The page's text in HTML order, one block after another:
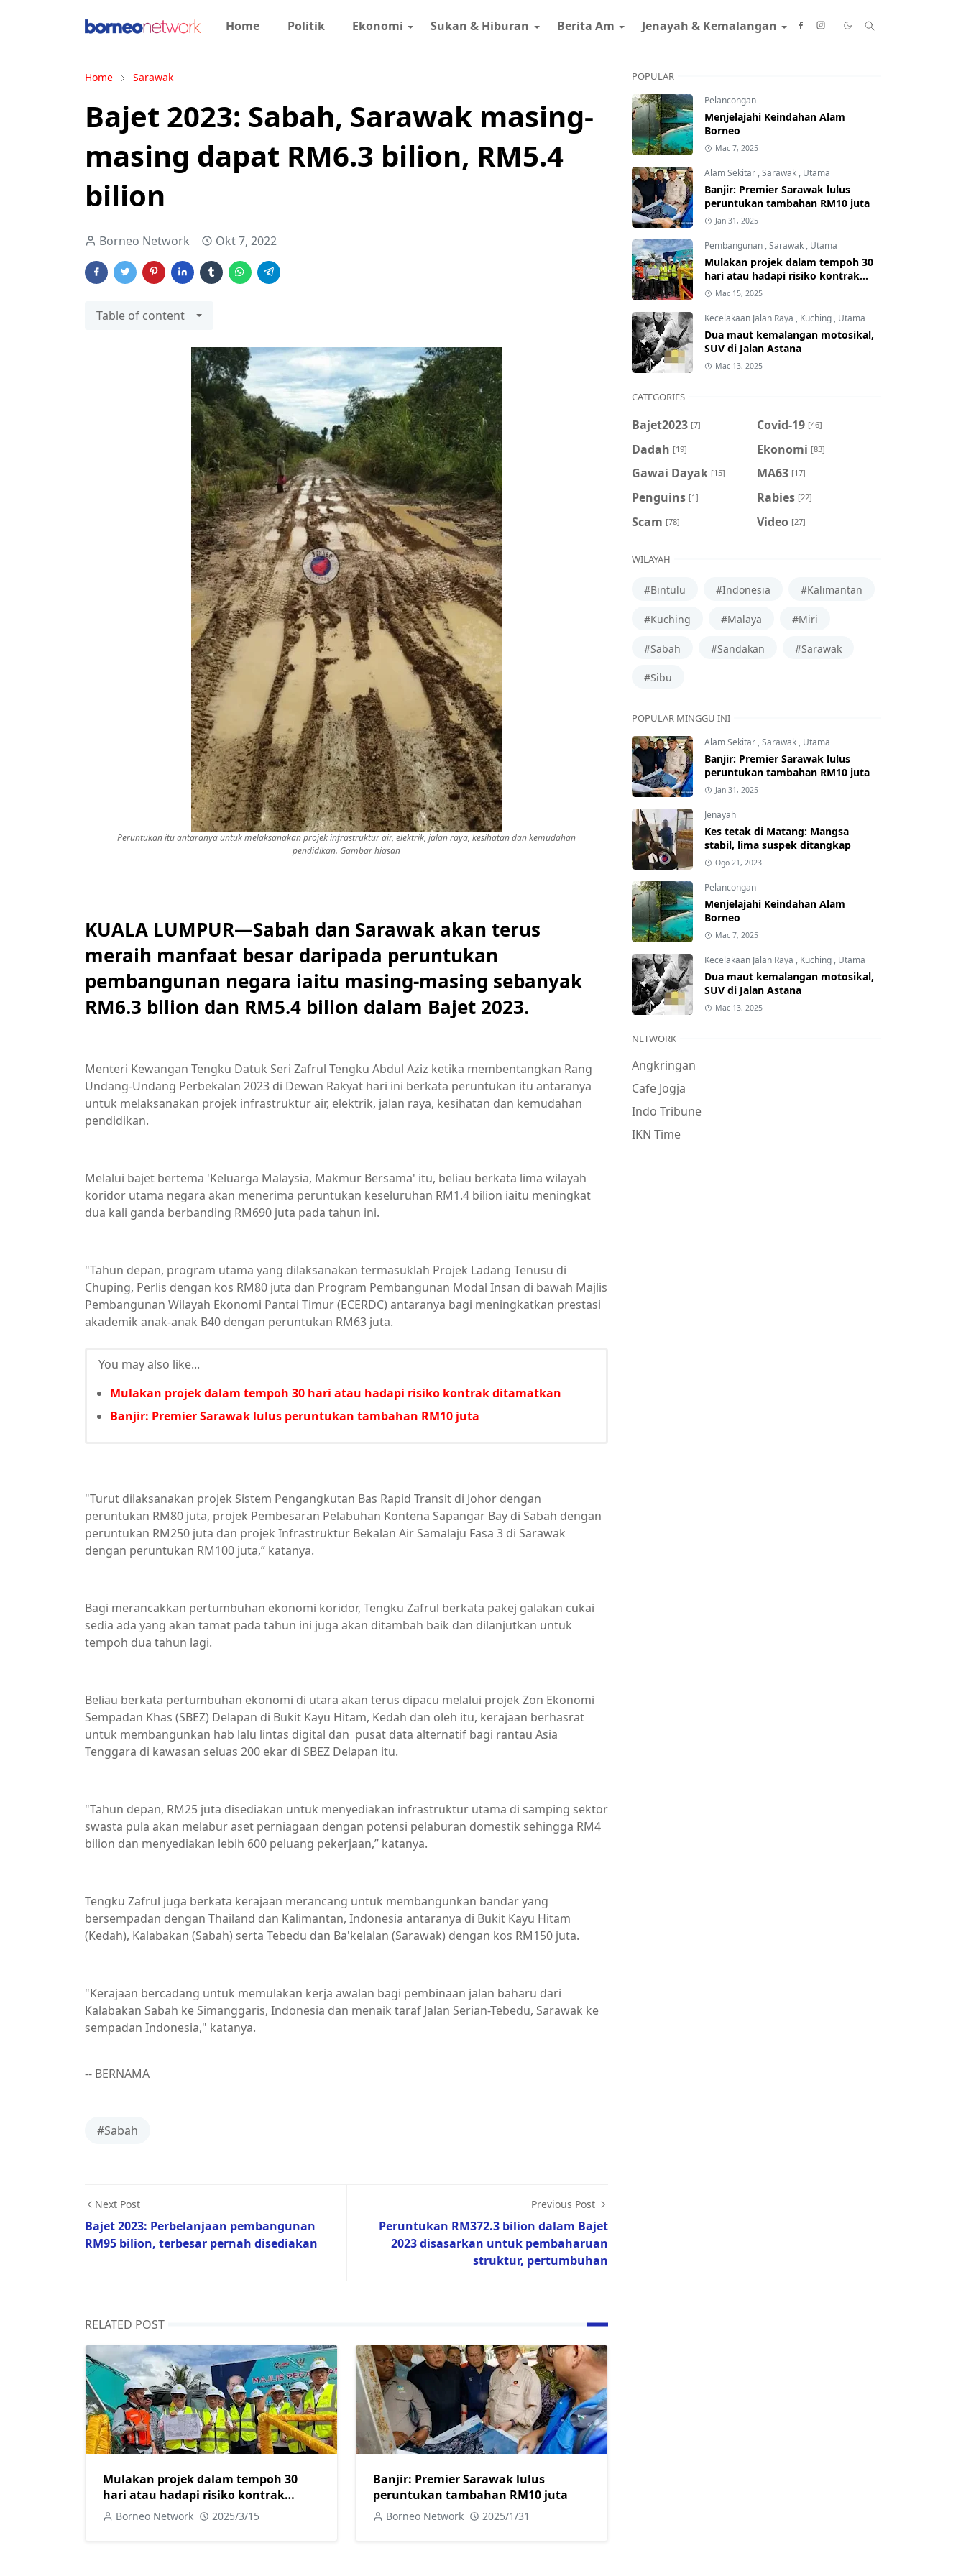
Home Politik Ekonomi Sukan & Hiburan Berita Am Jenayah & Kemalangan
Home Sarawak
Bajet 2023: Sabah, Sarawak masing-
masing dapat RM6.3 bilion, RM5.4
bilion
Borneo Network Okt 7, 2022
Table of content
Peruntukan itu antaranya untuk melaksanakan projek infrastruktur air, elektrik, jalan raya, kesihatan dan kemudahan
pendidikan. Gambar hiasan
KUALA LUMPUR—Sabah dan Sarawak akan terus
meraih manfaat besar daripada peruntukan
pembangunan negara iaitu masing-masing sebanyak
RM6.3 bilion dan RM5.4 bilion dalam Bajet 2023.
Menteri Kewangan Tengku Datuk Seri Zafrul Tengku Abdul Aziz ketika membentangkan Rang
Undang-Undang Perbekalan 2023 di Dewan Rakyat hari ini berkata peruntukan itu antaranya
untuk melaksanakan projek infrastruktur air, elektrik, jalan raya, kesihatan dan kemudahan
pendidikan.
Melalui bajet bertema 'Keluarga Malaysia, Makmur Bersama' itu, beliau berkata lima wilayah
koridor utama negara akan menerima peruntukan keseluruhan RM1.4 bilion iaitu meningkat
dua kali ganda berbanding RM690 juta pada tahun ini.
"Tahun depan, program utama yang dilaksanakan termasuklah Projek Ladang Tenusu di
Chuping, Perlis dengan kos RM80 juta dan Program Pembangunan Modal Insan di bawah Majlis
Pembangunan Wilayah Ekonomi Pantai Timur (ECERDC) antaranya bagi meningkatkan prestasi
akademik anak-anak B40 dengan peruntukan RM63 juta.
You may also like...
Mulakan projek dalam tempoh 30 hari atau hadapi risiko kontrak ditamatkan
Banjir: Premier Sarawak lulus peruntukan tambahan RM10 juta
"Turut dilaksanakan projek Sistem Pengangkutan Bas Rapid Transit di Johor dengan
peruntukan RM80 juta, projek Pembesaran Pelabuhan Kontena Sapangar Bay di Sabah dengan
peruntukan RM250 juta dan projek Infrastruktur Bekalan Air Samalaju Fasa 3 di Sarawak
dengan peruntukan RM100 juta,” katanya.
Bagi merancakkan pertumbuhan ekonomi koridor, Tengku Zafrul berkata pakej galakan cukai
sedia ada yang akan tamat pada tahun ini juga akan ditambah baik dan dilanjutkan untuk
tempoh dua tahun lagi.
Beliau berkata pertumbuhan ekonomi di utara akan terus dipacu melalui projek Zon Ekonomi
Sempadan Khas (SBEZ) Delapan di Bukit Kayu Hitam, Kedah dan oleh itu, kerajaan berhasrat
untuk membangunkan hab lalu lintas digital dan pusat data alternatif bagi rantau Asia
Tenggara di kawasan seluas 200 ekar di SBEZ Delapan itu.
"Tahun depan, RM25 juta disediakan untuk menyediakan infrastruktur utama di samping sektor
swasta pula akan melabur aset perniagaan dengan potensi pelaburan domestik sehingga RM4
bilion dan menyediakan lebih 600 peluang pekerjaan,” katanya.
Tengku Zafrul juga berkata kerajaan merancang untuk membangunkan bandar yang
bersempadan dengan Thailand dan Kalimantan, Indonesia antaranya di Bukit Kayu Hitam
(Kedah), Kalabakan (Sabah) serta Tebedu dan Ba'kelalan (Sarawak) dengan kos RM150 juta.
"Kerajaan bercadang untuk memulakan kerja awalan bagi pembinaan jalan baharu dari
Kalabakan Sabah ke Simanggaris, Indonesia dan menaik taraf Jalan Serian-Tebedu, Sarawak ke
sempadan Indonesia," katanya.
-- BERNAMA
#Sabah
Next Post
Bajet 2023: Perbelanjaan pembangunan
RM95 bilion, terbesar pernah disediakan
Previous Post
Peruntukan RM372.3 bilion dalam Bajet
2023 disasarkan untuk pembaharuan
struktur, pertumbuhan
RELATED POST
Mulakan projek dalam tempoh 30
hari atau hadapi risiko kontrak
ditamatkan
Borneo Network 2025/3/15
Banjir: Premier Sarawak lulus
peruntukan tambahan RM10 juta
Borneo Network 2025/1/31
POPULAR
Pelancongan
Menjelajahi Keindahan Alam
Borneo
Mac 7, 2025
Alam Sekitar ,Sarawak , Utama
Banjir: Premier Sarawak lulus
peruntukan tambahan RM10 juta
Jan 31, 2025
Pembangunan ,Sarawak , Utama
Mulakan projek dalam tempoh 30
hari atau hadapi risiko kontrak
ditamatkan
Mac 15, 2025
Kecelakaan Jalan Raya , Kuching , Utama
Dua maut kemalangan motosikal,
SUV di Jalan Astana
Mac 13, 2025
CATEGORIES
Bajet2023 [7] Covid-19 [46]
Dadah [19] Ekonomi [83]
Gawai Dayak [15] MA63 [17]
Penguins [1] Rabies [22]
Scam [78] Video [27]
WILAYAH
#Bintulu #Indonesia #Kalimantan
#Kuching #Malaya #Miri
#Sabah #Sandakan #Sarawak
#Sibu
POPULAR MINGGU INI
Alam Sekitar ,Sarawak , Utama
Banjir: Premier Sarawak lulus
peruntukan tambahan RM10 juta
Jan 31, 2025
Jenayah
Kes tetak di Matang: Mangsa
stabil, lima suspek ditangkap
Ogo 21, 2023
Pelancongan
Menjelajahi Keindahan Alam
Borneo
Mac 7, 2025
Kecelakaan Jalan Raya , Kuching , Utama
Dua maut kemalangan motosikal,
SUV di Jalan Astana
Mac 13, 2025
NETWORK
Angkringan
Cafe Jogja
Indo Tribune
IKN Time